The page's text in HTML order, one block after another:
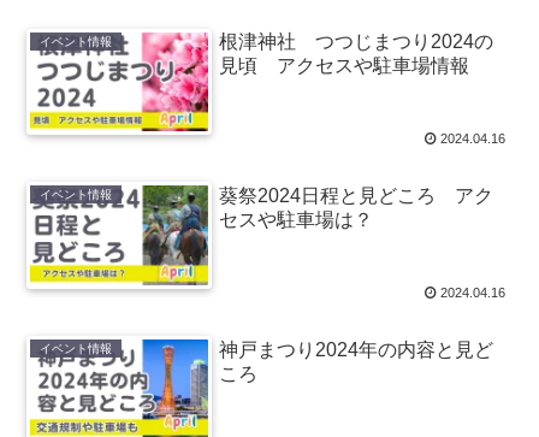
イベント情報
根津神社 つつじまつり2024の
見頃 アクセスや駐車場情報
2024.04.16
イベント情報
葵祭2024日程と見どころ アク
セスや駐車場は？
2024.04.16
イベント情報
神戸まつり2024年の内容と見ど
ころ